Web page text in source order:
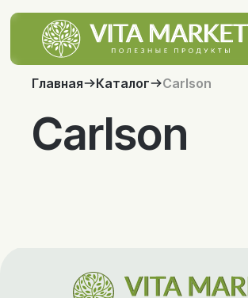
Главная Каталог Carlson
Carlson